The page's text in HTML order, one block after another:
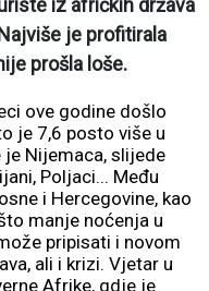
iz afričkih država
je profitirala
prošla loše.
ove godine došlo
je 7,6 posto više u
Nijemaca, slijede
Poljaci... Među
i Hercegovine, kao
manje noćenja u
pripisati i novom
ali i krizi. Vjetar u
Afrike, gdje je